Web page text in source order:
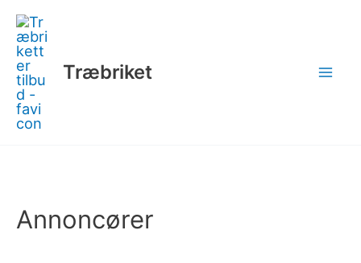
Gå
indholdet
Træbriket
Annoncører